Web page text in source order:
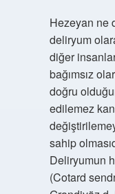
Hezeyan ne
deliryum
diğer
bağımsız
doğru
edilemez
sahip
Deliryumun
(Cotard